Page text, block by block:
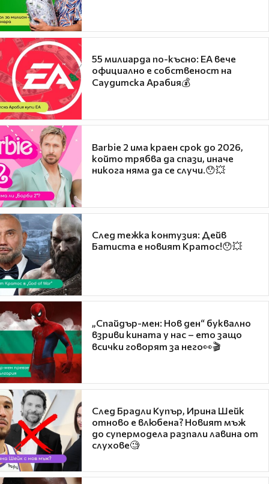
55 милиарда по-късно: EA вече
официално е собственост на
Саудитска Арабия💰
Barbie 2 има краен срок до 2026,
който трябва да спази, иначе
никога няма да се случи.😯💥
След тежка контузия: Дейв
Батиста е новият Кратос!😯💥
„Спайдър-мен: Нов ден“ буквално
взриви кината у нас – ето защо
всички говорят за него👀🎬
След Брадли Купър, Ирина Шейк
отново е влюбена? Новият мъж
до супермодела разпали лавина от
слухове🧐